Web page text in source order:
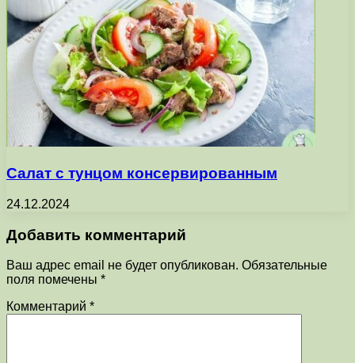
Салат с тунцом консервированным
24.12.2024
Добавить комментарий
Ваш адрес email не будет опубликован. Обязательные
поля помечены *
Комментарий *